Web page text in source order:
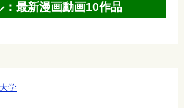
：最新漫画動画10作品
学